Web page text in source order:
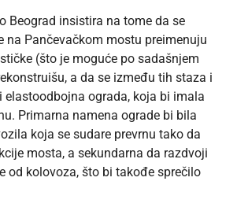
Beograd insistira na tome da se
na Pančevačkom mostu preimenuju
(što je moguće po sadašnjem
a da se između tih staza i
elastoodbojna ograda, koja bi imala
Primarna namena ograde bi bila
koja se sudare prevrnu tako da
mosta, a sekundarna da razdvoji
od kolovoza, što bi takođe sprečilo